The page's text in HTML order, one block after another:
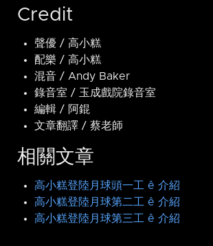
Credit
聲優 / 高小糕
配樂 / 高小糕
混音 / Andy Baker
錄音室 / 玉成戲院錄音室
編輯 / 阿錕
文章翻譯 / 蔡老師
相關文章
高小糕登陸月球頭一工 ê 介紹
高小糕登陸月球第二工 ê 介紹
高小糕登陸月球第三工 ê 介紹